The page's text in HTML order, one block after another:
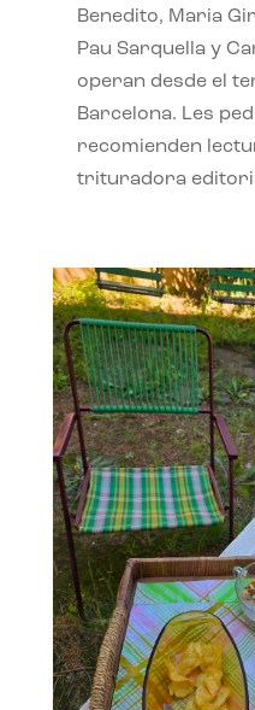
Benedito, Maria
Pau Sarquella y
operan desde el
Barcelona. Les
recomienden
trituradora